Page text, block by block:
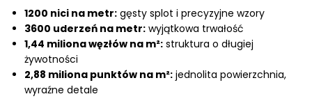
1200 nici na metr: gęsty splot i precyzyjne wzory
3600 uderzeń na metr: wyjątkowa trwałość
1,44 miliona węzłów na m²: struktura o długiej
żywotności
2,88 miliona punktów na m²: jednolita powierzchnia,
wyraźne detale